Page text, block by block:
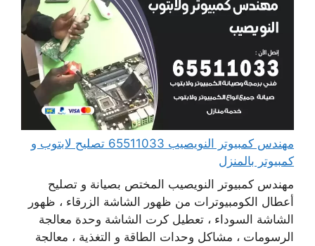
مهندس كمبيوتر النويصيب 65511033 تصليح لابتوب و
كمبيوتر بالمنزل
مهندس كمبيوتر النويصيب المختص بصيانة و تصليح
أعطال الكومبيوترات من ظهور الشاشة الزرقاء ، ظهور
الشاشة السوداء ، تعطيل كرت الشاشة وحدة معالجة
الرسومات ، مشاكل وحدات الطاقة و التغذية ، معالجة